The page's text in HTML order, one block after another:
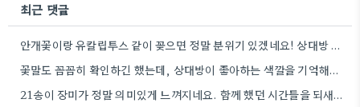
최근 댓글
안개꽃이랑 유칼립투스 같이 꽂으면 정말 분위기 있겠네요! 상대방 취향 생각하는 것도 좋지만, 꽃말도 고려하면 센스+
꽃말도 꼼꼼히 확인하긴 했는데, 상대방이 좋아하는 색깔을 기억해두는 게 더 센스 있을 것 같아요.
21송이 장미가 정말 의미있게 느껴지네요. 함께 했던 시간들을 되새기며 선물을 고른다는 마음이 잘 전달될 것…